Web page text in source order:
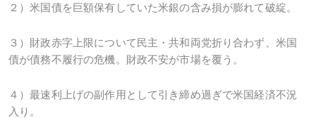
２）米国債を巨額保有していた米銀の含み損が膨れて破綻。
３）財政赤字上限について民主・共和両党折り合わず、米国
債が債務不履行の危機。財政不安が市場を覆う。
４）最速利上げの副作用として引き締め過ぎで米国経済不況
入り。